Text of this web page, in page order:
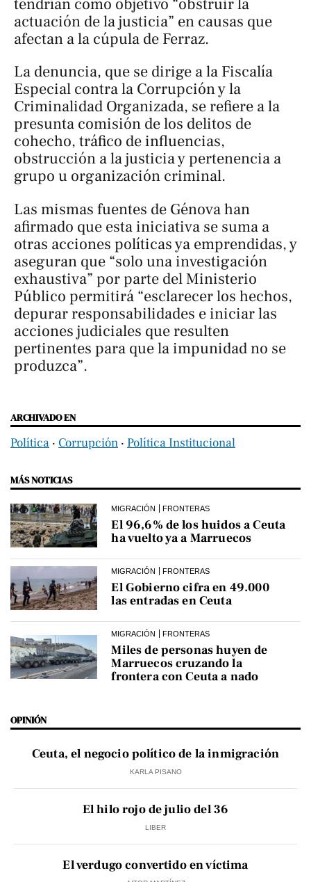
tendrían como objetivo “obstruir la
actuación de la justicia” en causas que
afectan a la cúpula de Ferraz.
La denuncia, que se dirige a la Fiscalía
Especial contra la Corrupción y la
Criminalidad Organizada, se refiere a la
presunta comisión de los delitos de
cohecho, tráfico de influencias,
obstrucción a la justicia y pertenencia a
grupo u organización criminal.
Las mismas fuentes de Génova han
afirmado que esta iniciativa se suma a
otras acciones políticas ya emprendidas, y
aseguran que “solo una investigación
exhaustiva” por parte del Ministerio
Público permitirá “esclarecer los hechos,
depurar responsabilidades e iniciar las
acciones judiciales que resulten
pertinentes para que la impunidad no se
produzca”.
ARCHIVADO EN
Política ‧ Corrupción ‧ Política Institucional
MÁS NOTICIAS
MIGRACIÓN FRONTERAS
El 96,6% de los huidos a Ceuta
ha vuelto ya a Marruecos
MIGRACIÓN FRONTERAS
El Gobierno cifra en 49.000
las entradas en Ceuta
MIGRACIÓN FRONTERAS
Miles de personas huyen de
Marruecos cruzando la
frontera con Ceuta a nado
OPINIÓN
Ceuta, el negocio político de la inmigración
KARLA PISANO
El hilo rojo de julio del 36
LIBER
El verdugo convertido en víctima